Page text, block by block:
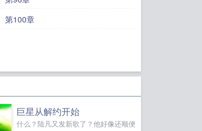
第100章
巨星从解约开始
什么？陆凡又发新歌了？他好像还顺便